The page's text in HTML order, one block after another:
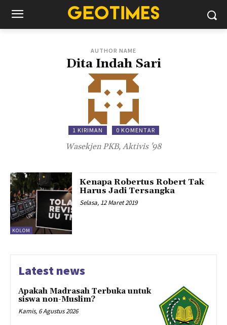
AUTHOR NAME
Dita Indah Sari
1 KIRIMAN 0 KOMENTAR
Wasekjen PKB, Aktivis '98
KOLOM
Kenapa Robertus Robert Tak
Harus Jadi Tersangka
Selasa, 12 Maret 2019
Latest news
Apakah Madrasah Terbuka untuk
siswa non-Muslim?
Kamis, 6 Agustus 2026